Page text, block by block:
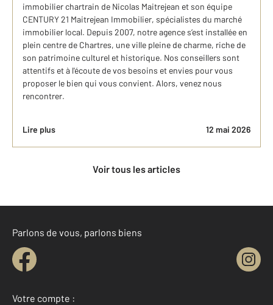
immobilier chartrain de Nicolas Maitrejean et son équipe
CENTURY 21 Maitrejean Immobilier, spécialistes du marché
immobilier local. Depuis 2007, notre agence s’est installée en
plein centre de Chartres, une ville pleine de charme, riche de
son patrimoine culturel et historique. Nos conseillers sont
attentifs et à l'écoute de vos besoins et envies pour vous
proposer le bien qui vous convient. Alors, venez nous
rencontrer.
Lire plus 12 mai 2026
Voir tous les articles
Parlons de vous, parlons biens
Votre compte :